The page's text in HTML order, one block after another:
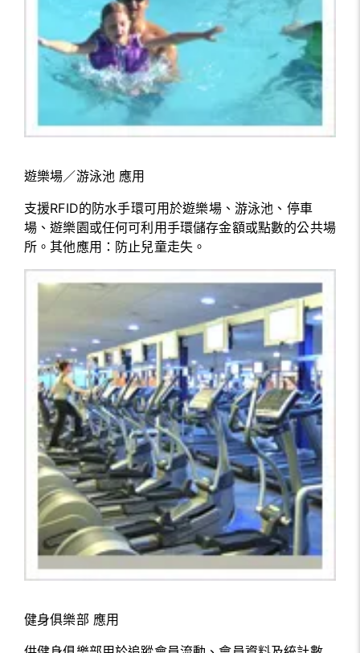
遊樂場／游泳池 應用
支援RFID的防水手環可用於遊樂場、游泳池、停車
場、遊樂園或任何可利用手環儲存金額或點數的公共場
所。其他應用：防止兒童走失。
健身俱樂部 應用